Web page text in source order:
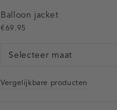
Balloon jacket
€69.95
Selecteer maat
Vergelijkbare producten